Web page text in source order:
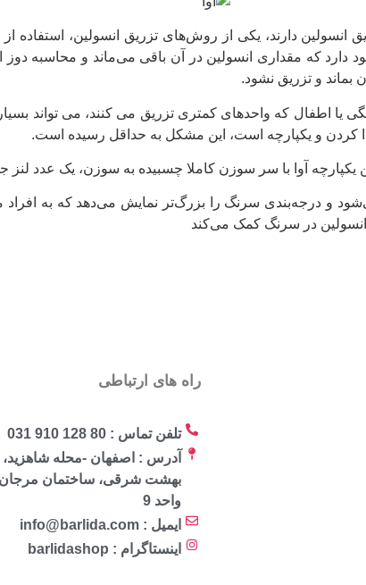
انسولین دارند، یکی از روش‌‏های تزریق انسولین،
که مقداری انسولین در آن باقی می‌ماند و محاسبه
بماند و تزریق نشود.
یا اطفال که واحدهای کمتری تزریق می کنند، می تواند
کردن و یکپارچه است، این مشکل به حداقل رسیده است.
یکپارچه آوا با سر سوزن کاملا چسبیده به سوزن، یک عدد
و درجه‏‌بندی سرنگ را بزرگ‏‌تر نمایش می‏‌دهد که به افراد
در سرنگ کمک می‏‌کند
راه های ارتباطی
تلفن تماس : 80 128 910 031
آدرس : اصفهان -محله
واحد 9
ایمیل : info@barlida.com
اینستاگرام : barlidashop